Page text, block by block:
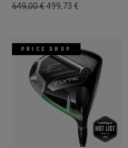
649,00 €499,73 €
PRICE DROP